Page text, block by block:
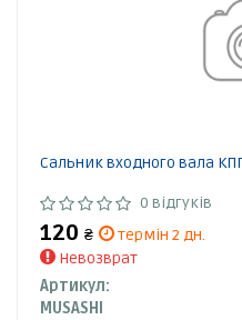
Сальник входного вала КПП
0 відгуків
120 ₴
термін 2 дн.
Невозврат
Артикул:
MUSASHI